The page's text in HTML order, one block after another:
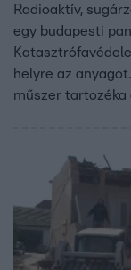
Radioaktív,
egy budapesti
helyre az
műszer tartozéka